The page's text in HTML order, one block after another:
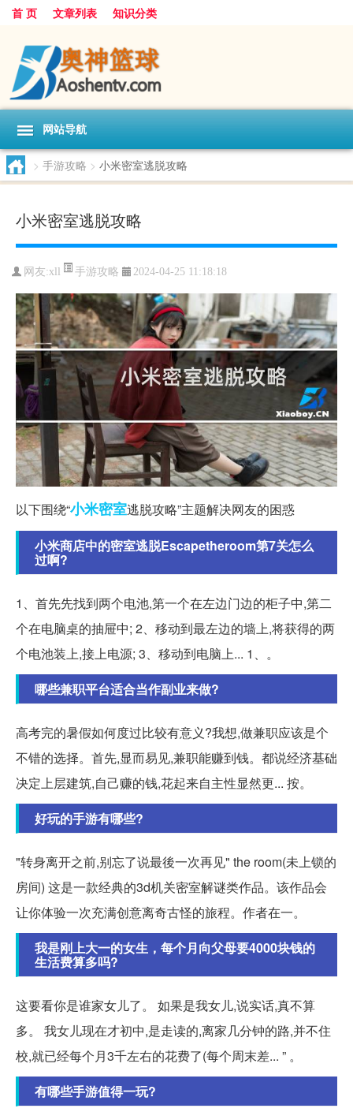
首 页 文章列表 知识分类
网站导航
> 手游攻略 > 小米密室逃脱攻略
小米密室逃脱攻略
网友:xll 手游攻略 2024-04-25 11:18:18
以下围绕“小米密室逃脱攻略”主题解决网友的困惑
小米商店中的密室逃脱Escapetheroom第7关怎么
过啊?
1、首先先找到两个电池,第一个在左边门边的柜子中,第二
个在电脑桌的抽屉中; 2、移动到最左边的墙上,将获得的两
个电池装上,接上电源; 3、移动到电脑上... 1、。
哪些兼职平台适合当作副业来做?
高考完的暑假如何度过比较有意义?我想,做兼职应该是个
不错的选择。首先,显而易见,兼职能赚到钱。都说经济基础
决定上层建筑,自己赚的钱,花起来自主性显然更... 按。
好玩的手游有哪些?
"转身离开之前,别忘了说最後一次再见" the room(未上锁的
房间) 这是一款经典的3d机关密室解谜类作品。该作品会
让你体验一次充满创意离奇古怪的旅程。作者在一。
我是刚上大一的女生，每个月向父母要4000块钱的
生活费算多吗?
这要看你是谁家女儿了。 如果是我女儿,说实话,真不算
多。 我女儿现在才初中,是走读的,离家几分钟的路,并不住
校,就已经每个月3千左右的花费了(每个周末差... ” 。
有哪些手游值得一玩?